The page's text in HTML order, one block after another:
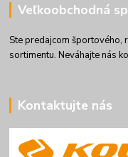
Veľkoobchodná
Ste predajcom športového,
sortimentu. Neváhajte nás
Kontaktujte nás